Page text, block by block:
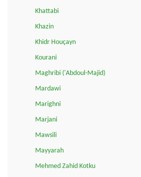
Khattabi
Khazin
Khidr Houçayn
Kourani
Maghribi ('Abdoul-Majid)
Mardawi
Marighni
Marjani
Mawsili
Mayyarah
Mehmed Zahid Kotku